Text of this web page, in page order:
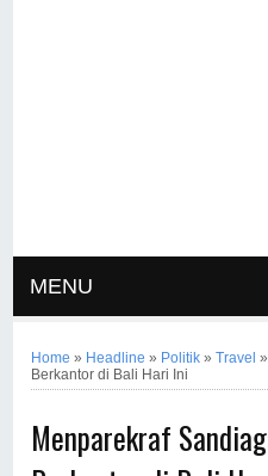
MENU
Home » Headline » Politik »Travel »
Berkantor di Bali Hari Ini
Menparekraf